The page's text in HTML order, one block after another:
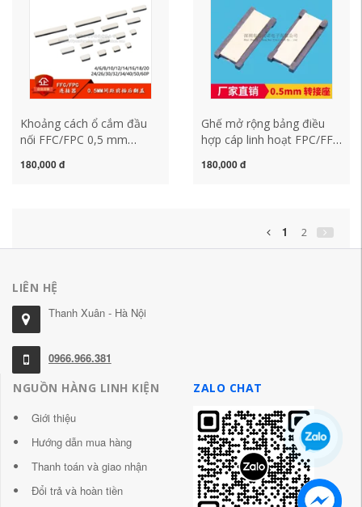
Khoảng cách ổ cắm đầu
nối FFC/FPC 0,5 mm
phích cắm phía trước lật
180,000 đ
Ghế mở rộng bảng điều
hợp cáp linh hoạt FPC/FFC
6P/20P/24P/30P/40P/50P/60P
180,000 đ
1 2
LIÊN HỆ
Thanh Xuân - Hà Nội
0966.966.381
NGUỒN HÀNG LINH KIỆN
Giới thiệu
Hướng dẫn mua hàng
Thanh toán và giao nhận
Đổi trả và hoàn tiền
ZALO CHAT